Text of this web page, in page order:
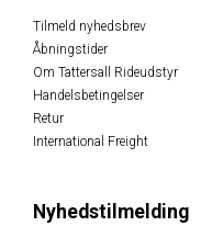
Tilmeld nyhedsbrev
Åbningstider
Om Tattersall Rideudstyr
Handelsbetingelser
Retur
International Freight
Nyhedstilmelding